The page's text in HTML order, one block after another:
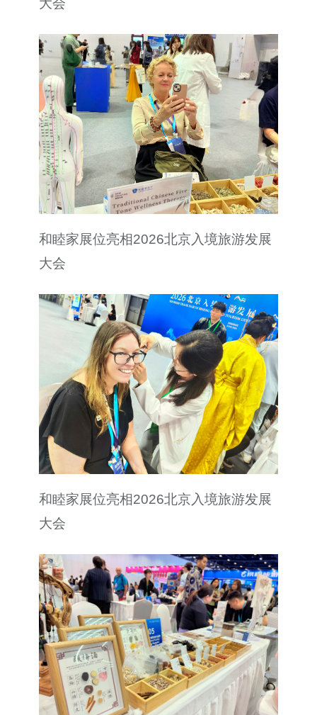
大会
和睦家展位亮相2026北京入境旅游发展
大会
和睦家展位亮相2026北京入境旅游发展
大会